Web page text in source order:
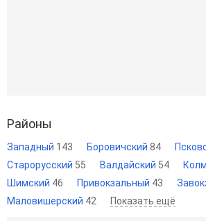
Районы
Западный 143 Боровичский 84
Старорусский 55 Валдайский 54
Шимский 46 Привокзальный 43
Маловишерский 42 Показать ещё